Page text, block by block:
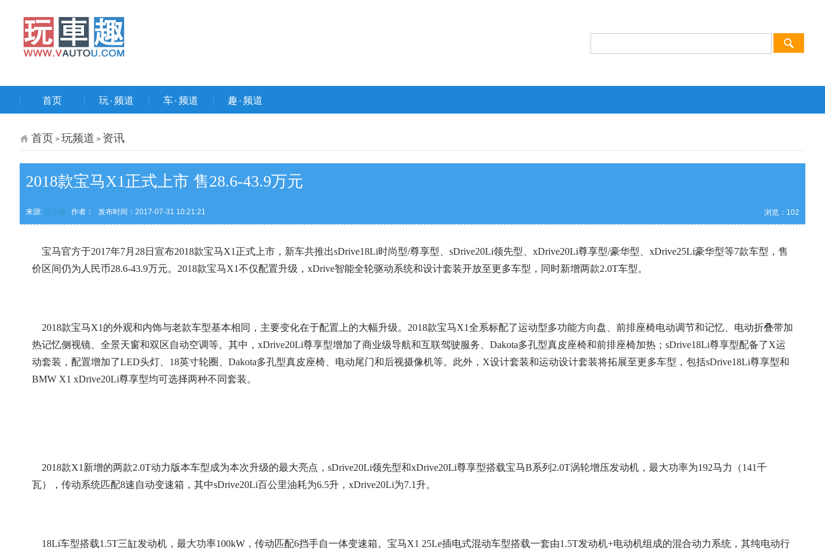
首页 玩۰频道 车۰频道 趣۰频道
首页 > 玩频道 > 资讯
2018款宝马X1正式上市 售28.6-43.9万元
来源: 玩车趣 作者： 发布时间：2017-07-31 10:21:21 浏览： 102
宝马官方于2017年7月28日宣布2018款宝马X1正式上市，新车共推出sDrive18Li时尚型/尊享型、sDrive20Li领先型、xDrive20Li尊享型/豪华型、xDrive25Li豪华型等7款车型，售
价区间仍为人民币28.6-43.9万元。2018款宝马X1不仅配置升级，xDrive智能全轮驱动系统和设计套装开放至更多车型，同时新增两款2.0T车型。
2018款宝马X1的外观和内饰与老款车型基本相同，主要变化在于配置上的大幅升级。2018款宝马X1全系标配了运动型多功能方向盘、前排座椅电动调节和记忆、电动折叠带加
热记忆侧视镜、全景天窗和双区自动空调等。其中，xDrive20Li尊享型增加了商业级导航和互联驾驶服务、Dakota多孔型真皮座椅和前排座椅加热；sDrive18Li尊享型配备了X运
动套装，配置增加了LED头灯、18英寸轮圈、Dakota多孔型真皮座椅、电动尾门和后视摄像机等。此外，X设计套装和运动设计套装将拓展至更多车型，包括sDrive18Li尊享型和
BMW X1 xDrive20Li尊享型均可选择两种不同套装。
2018款X1新增的两款2.0T动力版本车型成为本次升级的最大亮点，sDrive20Li领先型和xDrive20Li尊享型搭载宝马B系列2.0T涡轮增压发动机，最大功率为192马力（141千
瓦），传动系统匹配8速自动变速箱，其中sDrive20Li百公里油耗为6.5升，xDrive20Li为7.1升。
18Li车型搭载1.5T三缸发动机，最大功率100kW，传动匹配6挡手自一体变速箱。宝马X1 25Le插电式混动车型搭载一套由1.5T发动机+电动机组成的混合动力系统，其纯电动行